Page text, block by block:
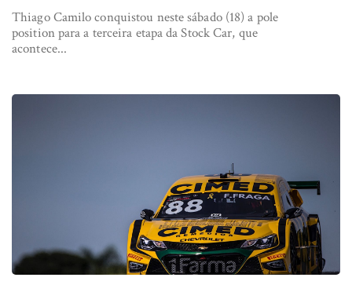
Thiago Camilo conquistou neste sábado (18) a pole
position para a terceira etapa da Stock Car, que
acontece...